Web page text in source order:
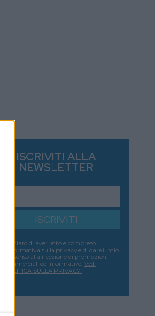
ISCRIVITI ALLA
NEWSLETTER
ISCRIVITI
Dichiaro di aver letto e compreso
l'informativa sulla privacy e di dare il mio
consenso alla ricezione di promozioni
commerciali ed informative. Vedi
POLITICA SULLA PRIVACY.